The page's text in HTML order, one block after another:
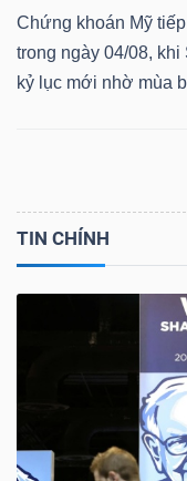
Chứng khoán Mỹ
trong ngày 04/08,
kỷ lục mới nhờ mùa
TIN CHÍNH